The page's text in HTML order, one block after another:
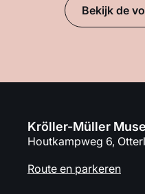
Bekijk de
Kröller-Müller
Houtkampweg 6,
Route en parkeren